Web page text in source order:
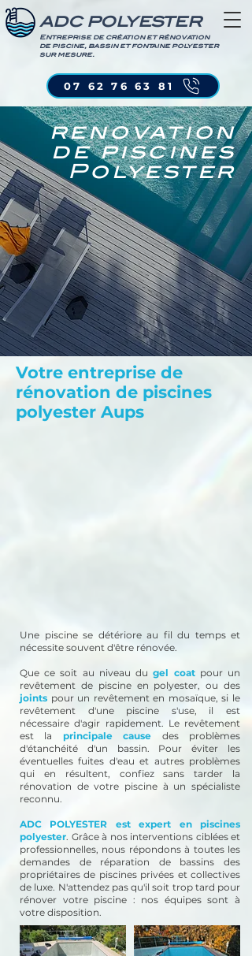
ADC POLYESTER
Entreprise de création et rénovation
de piscine, bassin et fontaine polyester
sur mesure.
07 62 76 63 81
renovation
de piscines
Polyester
Votre entreprise de
rénovation de piscines
polyester Aups
Une piscine se détériore au fil du temps et
nécessite souvent d'être rénovée.
Que ce soit au niveau dugel coatpour un
revêtement de piscine en polyester, ou des
joints pour un revêtement en mosaïque, si le
revêtement d'une piscine s'use, il est
nécessaire d'agir rapidement. Le revêtement
est la principale cause des problèmes
d'étanchéité d'un bassin. Pour éviter les
éventuelles fuites d'eau et autres problèmes
qui en résultent, confiez sans tarder la
rénovation de votre piscine à un spécialiste
reconnu.
ADC POLYESTER est expert en piscines
polyester. Grâce à nos interventions ciblées et
professionnelles, nous répondons à toutes les
demandes de réparation de bassins des
propriétaires de piscines privées et collectives
de luxe. N'attendez pas qu'il soit trop tard pour
rénover votre piscine : nos équipes sont à
votre disposition.